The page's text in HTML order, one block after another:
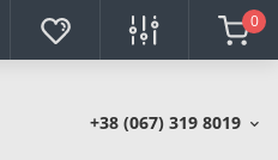
0
+38 (067) 319 8019